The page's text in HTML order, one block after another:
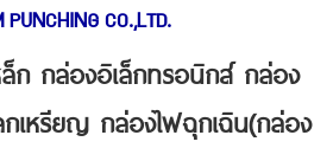
PUNCHING CO.,LTD.
ล็ก กล่องอิเล็กทรอนิกส์ กล่อง
เหรียญ กล่องไฟฉุกเฉิน(กล่อง